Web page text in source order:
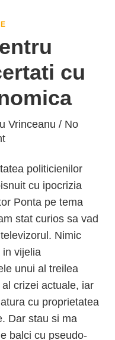
cu
Vrinceanu / No
politicienilor
cu ipocrizia
Ponta pe tema
stat curios sa vad
Nimic
in vijelia
unui al treilea
crizei actuale, iar
cu proprietatea
Dar stau si ma
balci cu pseudo-